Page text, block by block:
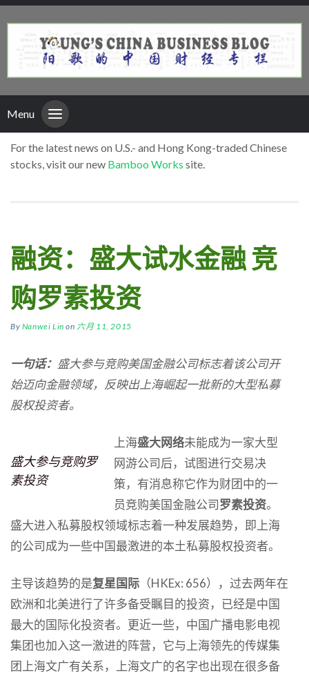
Menu
For the latest news on U.S.- and Hong Kong-traded Chinese
stocks, visit our new Bamboo Works site.
融资：盛大试水金融 竞
购罗素投资
By Nanwei Lin on 六月 11, 2015
一句话： 盛大参与竞购美国金融公司标志着该公司开
始迈向金融领域，反映出上海崛起一批新的大型私募
股权投资者。
盛大参与竞购罗
素投资
上海盛大网络未能成为一家大型
网游公司后，试图进行交易决
策，有消息称它作为财团中的一
员竞购美国金融公司罗素投资。
盛大进入私募股权领域标志着一种发展趋势，即上海
的公司成为一些中国最激进的本土私募股权投资者。
主导该趋势的是复星国际 （HKEx: 656），过去两年在
欧洲和北美进行了许多备受瞩目的投资，已经是中国
最大的国际化投资者。更近一些，中国广播电影电视
集团也加入这一激进的阵营，它与上海领先的传媒集
团上海文广有关系，上海文广的名字也出现在很多备